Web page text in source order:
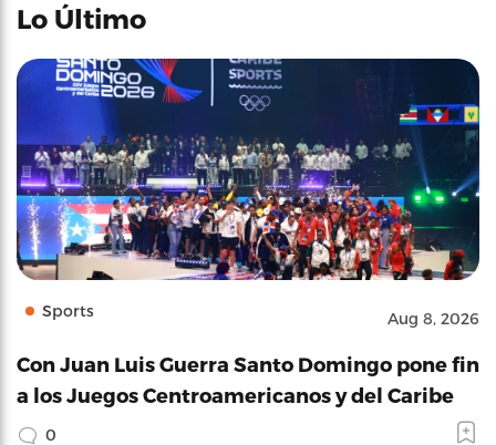
Lo Último
Sports Aug 8, 2026
Con Juan Luis Guerra Santo Domingo pone fin
a los Juegos Centroamericanos y del Caribe
0